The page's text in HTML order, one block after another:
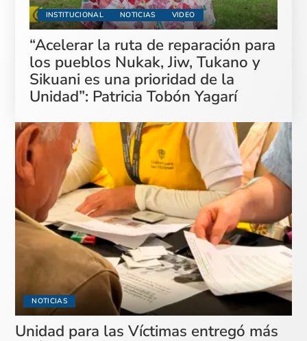
INSTITUCIONAL NOTICIAS VIDEO
“Acelerar la ruta de reparación para
los pueblos Nukak, Jiw, Tukano y
Sikuani es una prioridad de la
Unidad”: Patricia Tobón Yagarí
NOTICIAS
Unidad para las Víctimas entregó más